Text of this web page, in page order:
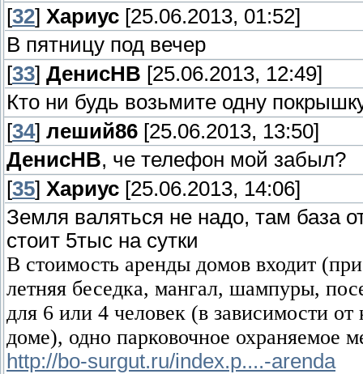
[32] Хариус [25.06.2013, 01:52]
В пятницу под вечер
[33] ДенисНВ [25.06.2013, 12:49]
Кто ни будь возьмите одну
[34] леший86 [25.06.2013, 13:50]
ДенисНВ, че телефон мой забыл?
[35] Хариус [25.06.2013, 14:06]
Земля валяться не надо, там база
стоит 5тыс на сутки
В стоимость аренды домов входит
летняя беседка, мангал, шампуры,
для 6 или 4 человек (в зависимости
доме), одно парковочное охраняемое
http://bo-surgut.ru/index.p....-arenda